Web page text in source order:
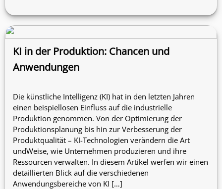
KI in der Produktion: Chancen und
Anwendungen
Die künstliche Intelligenz (KI) hat in den letzten Jahren
einen beispiellosen Einfluss auf die industrielle
Produktion genommen. Von der Optimierung der
Produktionsplanung bis hin zur Verbesserung der
Produktqualität – KI-Technologien verändern die Art
undWeise, wie Unternehmen produzieren und ihre
Ressourcen verwalten. In diesem Artikel werfen wir einen
detaillierten Blick auf die verschiedenen
Anwendungsbereiche von KI […]